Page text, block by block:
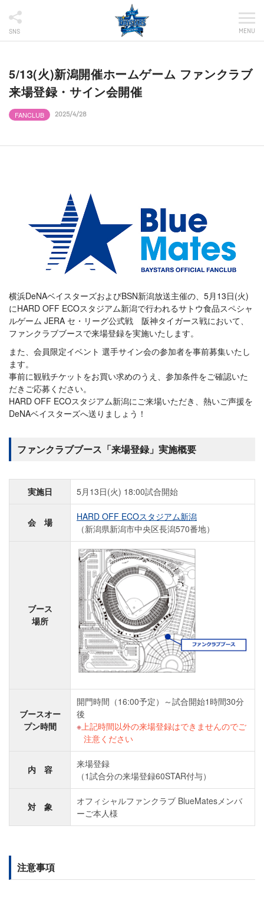
SNS MENU
5/13(火)新潟開催ホームゲーム ファンクラブ
来場登録・サイン会開催
FANCLUB 2025/4/28
横浜DeNAベイスターズおよびBSN新潟放送主催の、5月13日(火)
にHARD OFF ECOスタジアム新潟で行われるサトウ食品スペシャ
ルゲーム JERA セ・リーグ公式戦 阪神タイガース戦において、
ファンクラブブースで来場登録を実施いたします。
また、会員限定イベント 選手サイン会の参加者を事前募集いたし
ます。
事前に観戦チケットをお買い求めのうえ、参加条件をご確認いた
だきご応募ください。
HARD OFF ECOスタジアム新潟にご来場いただき、熱いご声援を
DeNAベイスターズへ送りましょう！
ファンクラブブース「来場登録」実施概要
実施日 5月13日(火) 18:00試合開始
会 場
HARD OFF ECOスタジアム新潟
（新潟県新潟市中央区長潟570番地）
ブース
場所
ブースオー
プン時間
開門時間（16:00予定）～試合開始1時間30分
後
上記時間以外の来場登録はできませんのでご
注意ください
内 容
来場登録
（1試合分の来場登録60STAR付与）
対 象
オフィシャルファンクラブ BlueMatesメンバ
ーご本人様
注意事項